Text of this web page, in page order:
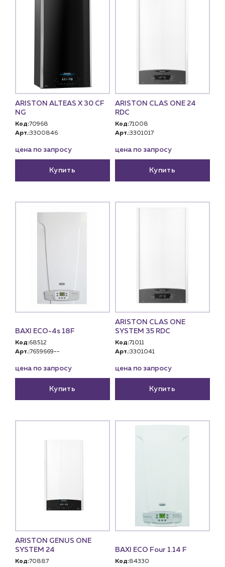
ARISTON ALTEAS X 30 CF
NG
Код:70968
Арт.:3300846
цена по запросу
Купить
ARISTON CLAS ONE 24
RDC
Код:71008
Арт.:3301017
цена по запросу
Купить
BAXI ECO-4s 18F
Код:68512
Арт.:7659669--
цена по запросу
Купить
ARISTON CLAS ONE
SYSTEM 35 RDC
Код:71011
Арт.:3301041
цена по запросу
Купить
ARISTON GENUS ONE
SYSTEM 24
Код:70887
BAXI ECO Four 1.14 F
Код:84330